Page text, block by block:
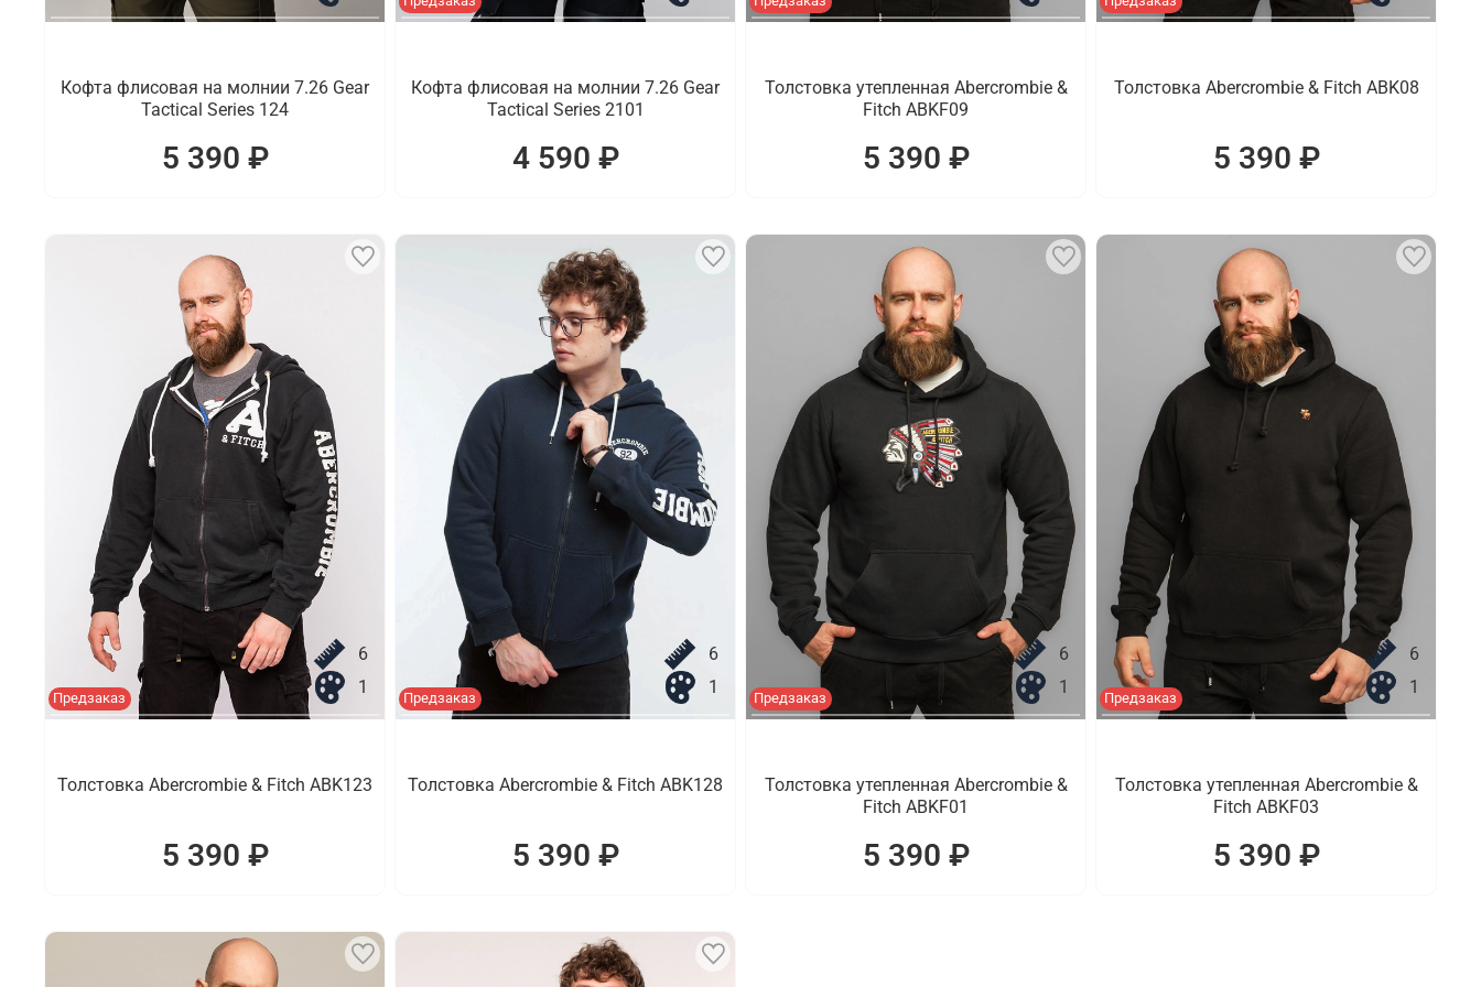
Кофта флисовая на молнии 7.26 Gear
Tactical Series 124
5 390 ₽
Кофта флисовая на молнии 7.26 Gear
Tactical Series 2101
4 590 ₽
Толстовка утепленная Abercrombie &
Fitch ABKF09
5 390 ₽
Толстовка Abercrombie & Fitch ABK08
5 390 ₽
Предзаказ
6
1
Толстовка Abercrombie & Fitch ABK123
5 390 ₽
Предзаказ
6
1
Толстовка Abercrombie & Fitch ABK128
5 390 ₽
Предзаказ
6
1
Толстовка утепленная Abercrombie &
Fitch ABKF01
5 390 ₽
Предзаказ
6
1
Толстовка утепленная Abercrombie &
Fitch ABKF03
5 390 ₽